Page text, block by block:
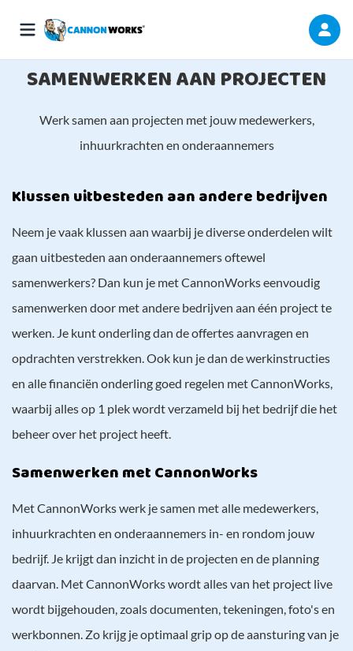
SAMENWERKEN AAN PROJECTEN
Werk samen aan projecten met jouw medewerkers,
inhuurkrachten en onderaannemers
Klussen uitbesteden aan andere bedrijven
Neem je vaak klussen aan waarbij je diverse onderdelen wilt
gaan uitbesteden aan onderaannemers oftewel
samenwerkers? Dan kun je met CannonWorks eenvoudig
samenwerken door met andere bedrijven aan één project te
werken. Je kunt onderling dan de offertes aanvragen en
opdrachten verstrekken. Ook kun je dan de werkinstructies
en alle financiën onderling goed regelen met CannonWorks,
waarbij alles op 1 plek wordt verzameld bij het bedrijf die het
beheer over het project heeft.
Samenwerken met CannonWorks
Met CannonWorks werk je samen met alle medewerkers,
inhuurkrachten en onderaannemers in- en rondom jouw
bedrijf. Je krijgt dan inzicht in de projecten en de planning
daarvan. Met CannonWorks wordt alles van het project live
wordt bijgehouden, zoals documenten, tekeningen, foto's en
werkbonnen. Zo krijg je optimaal grip op de aansturing van je